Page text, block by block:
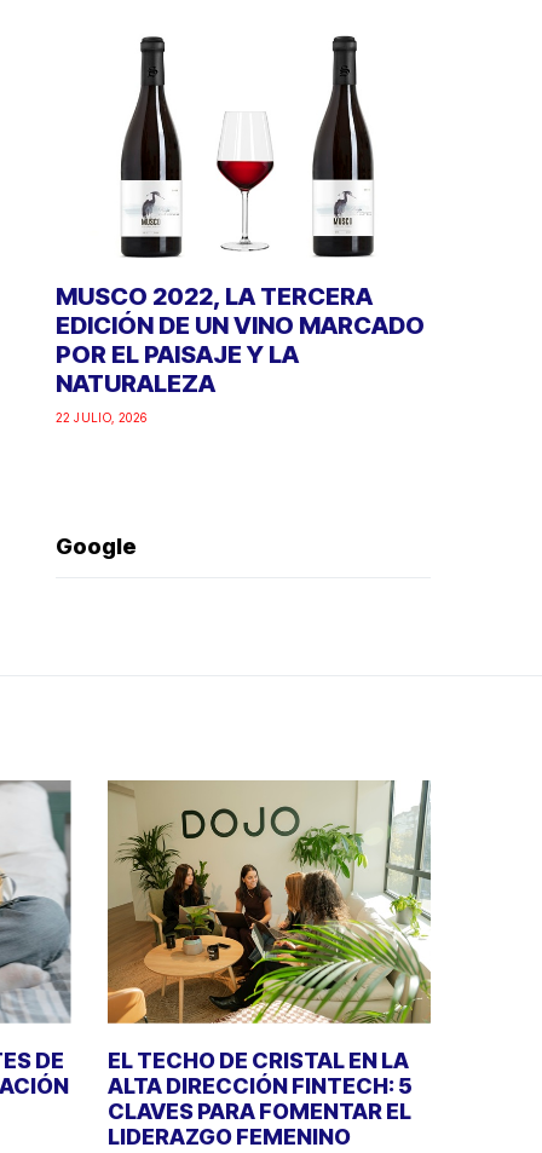
MUSCO 2022, LA TERCERA
EDICIÓN DE UN VINO MARCADO
POR EL PAISAJE Y LA
NATURALEZA
22 JULIO, 2026
Google
DE
EL TECHO DE CRISTAL EN LA
ALTA DIRECCIÓN FINTECH: 5
CLAVES PARA FOMENTAR EL
LIDERAZGO FEMENINO